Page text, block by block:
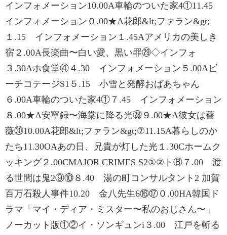
インフォメーション10.00A車輪のついた家4①11.45
インフォメーション０.00★A花郎&lt;ファラン&gt;
１.15 インフォメーション１.45Aアメリカの美しき
宿２.00A長楽曲〜白い愛、黒い罪㉙◇インフォ
３.30Aホ食堂④４.30 インフォメーション５.00Aビ
ーチコテージS1５.15 小雪と発酵おばあちゃん
６.00A車輪のついた家4①７.45 インフォメーション
８.00★A安寧録〜海棠に降る光㉘９.00★A彼女は薔
薇㉚10.00A花郎&lt;ファラン&gt;⑦11.15A暮らしのか
たち11.30OAあの日、兄貴が灯した光１.30Cホームク
ッキング２.00CMAJOR CRIMES S2①②ト⑧７.00 渡
る世間は鬼2⑨⑩８.40 湯の町コンサルタント2 加賀
百万石殺人事件10.20 金八先生6⑯⑰０.00HA韓国ド
ラマ「マイ・ディア・ミスター〜私のおじさん〜」
ノーカット版①②イ・ソンギュンi３.00 江戸を斬る